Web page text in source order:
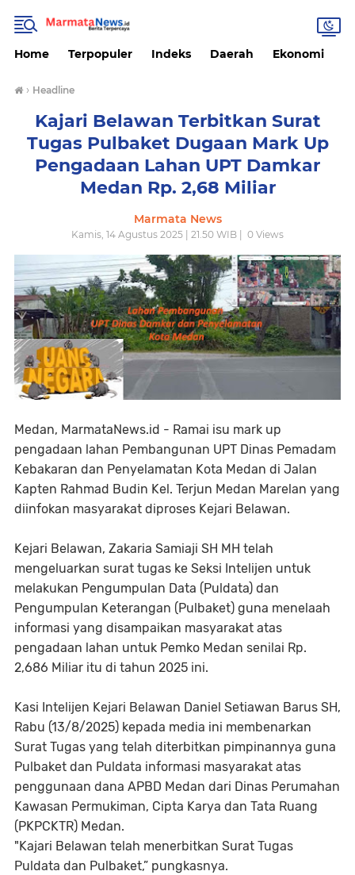
Home Terpopuler Indeks Daerah Ekonomi
› Headline
Kajari Belawan Terbitkan Surat
Tugas Pulbaket Dugaan Mark Up
Pengadaan Lahan UPT Damkar
Medan Rp. 2,68 Miliar
Marmata News
Kamis, 14 Agustus 2025 | 21.50 WIB | 0 Views
Medan, MarmataNews.id - Ramai isu mark up
pengadaan lahan Pembangunan UPT Dinas Pemadam
Kebakaran dan Penyelamatan Kota Medan di Jalan
Kapten Rahmad Budin Kel. Terjun Medan Marelan yang
diinfokan masyarakat diproses Kejari Belawan.
Kejari Belawan, Zakaria Samiaji SH MH telah
mengeluarkan surat tugas ke Seksi Intelijen untuk
melakukan Pengumpulan Data (Puldata) dan
Pengumpulan Keterangan (Pulbaket) guna menelaah
informasi yang disampaikan masyarakat atas
pengadaan lahan untuk Pemko Medan senilai Rp.
2,686 Miliar itu di tahun 2025 ini.
Kasi Intelijen Kejari Belawan Daniel Setiawan Barus SH,
Rabu (13/8/2025) kepada media ini membenarkan
Surat Tugas yang telah diterbitkan pimpinannya guna
Pulbaket dan Puldata informasi masyarakat atas
penggunaan dana APBD Medan dari Dinas Perumahan
Kawasan Permukiman, Cipta Karya dan Tata Ruang
(PKPCKTR) Medan.
"Kajari Belawan telah menerbitkan Surat Tugas
Puldata dan Pulbaket,” pungkasnya.